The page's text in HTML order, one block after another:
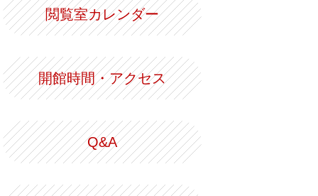
閲覧室カレンダー
開館時間・アクセス
Q&A